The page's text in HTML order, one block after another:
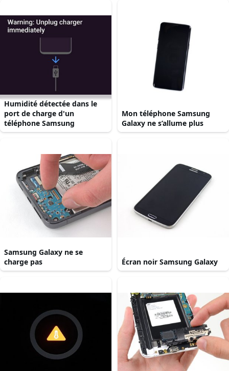
Humidité détectée dans le
port de charge d'un
téléphone Samsung
Mon téléphone Samsung
Galaxy ne s’allume plus
Samsung Galaxy ne se
charge pas
Écran noir Samsung Galaxy